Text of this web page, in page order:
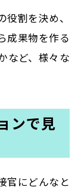
割を決め、
成果物を作る
など、様々な
ンで見
官にどんなと